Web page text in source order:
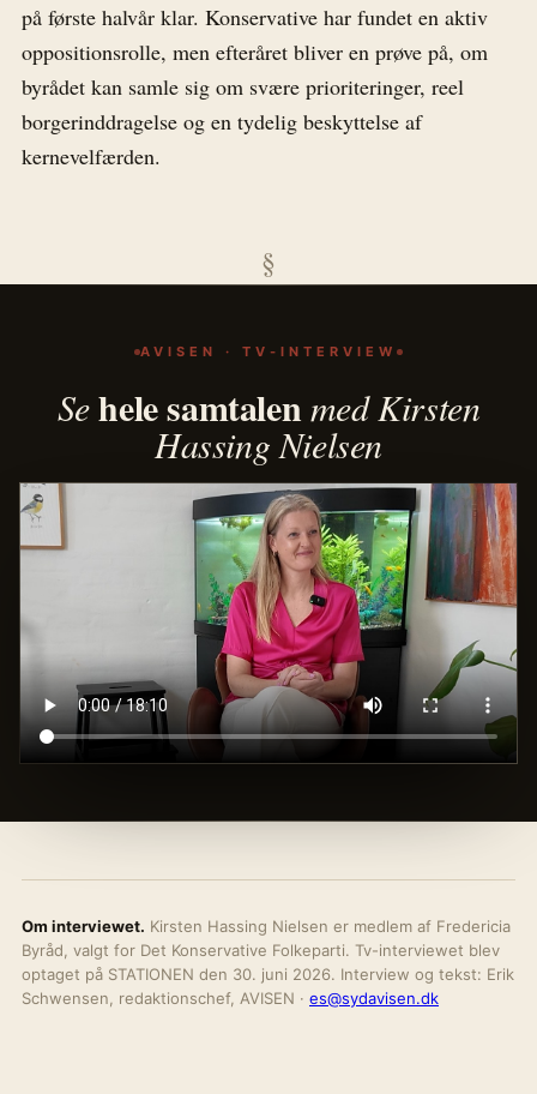
på første halvår klar. Konservative har fundet en aktiv
oppositionsrolle, men efteråret bliver en prøve på, om
byrådet kan samle sig om svære prioriteringer, reel
borgerinddragelse og en tydelig beskyttelse af
kernevelfærden.
§
AVISEN · TV-INTERVIEW
Sehele samtalenmed Kirsten
Hassing Nielsen
Om interviewet. Kirsten Hassing Nielsen er medlem af Fredericia
Byråd, valgt for Det Konservative Folkeparti. Tv-interviewet blev
optaget på STATIONEN den 30. juni 2026. Interview og tekst: Erik
Schwensen, redaktionschef, AVISEN · es@sydavisen.dk